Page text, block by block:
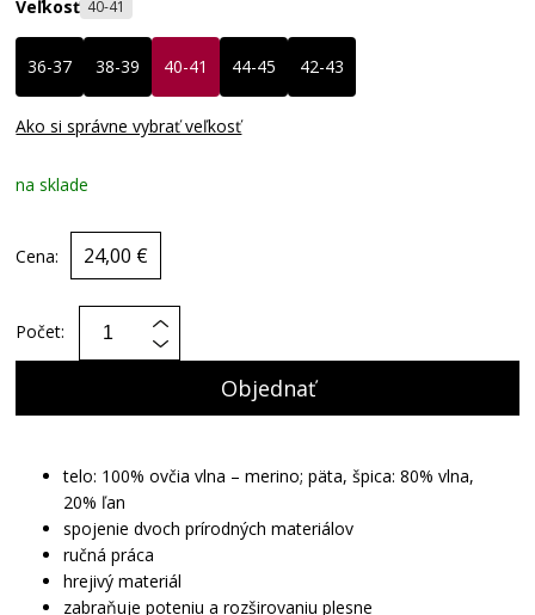
Veľkosť 40-41
36-37 38-39 40-41 44-45 42-43
Ako si správne vybrať veľkosť
na sklade
Cena: 24,00 €
Počet:
Objednať
telo: 100% ovčia vlna – merino; päta, špica: 80% vlna,
20% ľan
spojenie dvoch prírodných materiálov
ručná práca
hrejivý materiál
zabraňuje poteniu a rozširovaniu plesne